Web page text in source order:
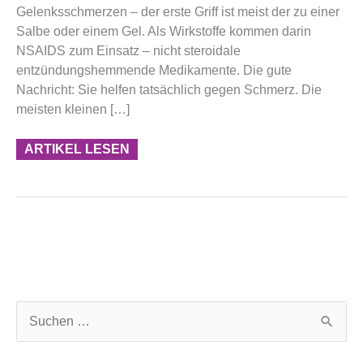
Gelenksschmerzen – der erste Griff ist meist der zu einer
Salbe oder einem Gel. Als Wirkstoffe kommen darin
NSAIDS zum Einsatz – nicht steroidale
entzündungshemmende Medikamente. Die gute
Nachricht: Sie helfen tatsächlich gegen Schmerz. Die
meisten kleinen […]
ARTIKEL LESEN
u